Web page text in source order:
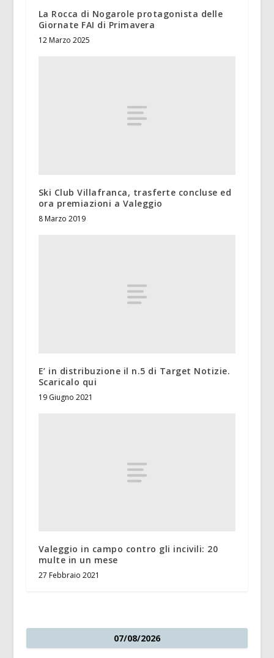
La Rocca di Nogarole protagonista delle
Giornate FAI di Primavera
12 Marzo 2025
Ski Club Villafranca, trasferte concluse ed
ora premiazioni a Valeggio
8 Marzo 2019
E’ in distribuzione il n.5 di Target Notizie.
Scaricalo qui
19 Giugno 2021
Valeggio in campo contro gli incivili: 20
multe in un mese
27 Febbraio 2021
07/08/2026